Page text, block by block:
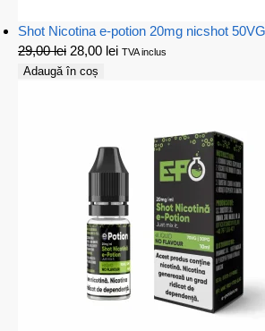
Shot Nicotina e-potion 20mg nicshot
29,00lei 28,00 lei TVA inclus
Adaugă în coș